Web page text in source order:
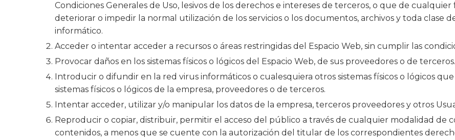
Condiciones Generales de Uso, lesivos de los derechos e intereses de terceros, o que de
deteriorar o impedir la normal utilización de los servicios o los documentos, archivos y toda clase
informático.
Acceder o intentar acceder a recursos o áreas restringidas del Espacio Web, sin cumplir las
Provocar daños en los sistemas físicos o lógicos del Espacio Web, de sus proveedores o de terceros.
Introducir o difundir en la red virus informáticos o cualesquiera otros sistemas físicos o lógicos
sistemas físicos o lógicos de la empresa, proveedores o de terceros.
Intentar acceder, utilizar y/o manipular los datos de la empresa, terceros proveedores y otros
Reproducir o copiar, distribuir, permitir el acceso del público a través de cualquier modalidad de
contenidos, a menos que se cuente con la autorización del titular de los correspondientes